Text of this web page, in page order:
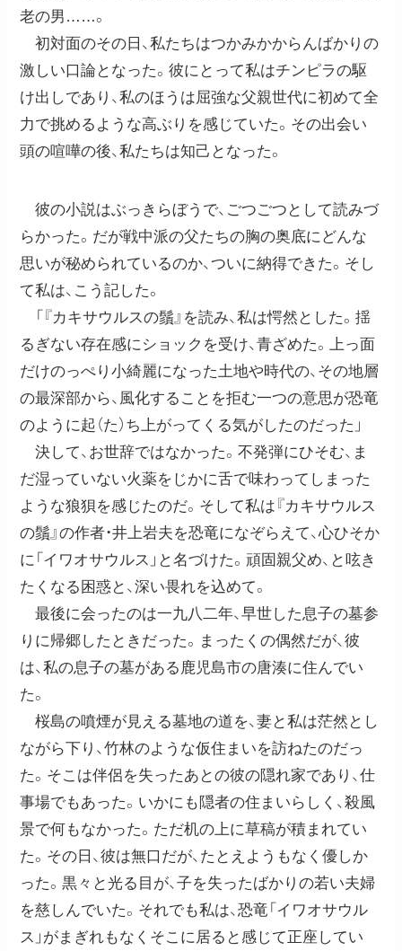
老の男……。
初対面のその日、私たちはつかみかからんばかりの
激しい口論となった。彼にとって私はチンピラの駆
け出しであり、私のほうは屈強な父親世代に初めて全
力で挑めるような高ぶりを感じていた。その出会い
頭の喧嘩の後、私たちは知己となった。
彼の小説はぶっきらぼうで、ごつごつとして読みづ
らかった。だが戦中派の父たちの胸の奥底にどんな
思いが秘められているのか、ついに納得できた。そし
て私は、こう記した。
「『カキサウルスの鬚』を読み、私は愕然とした。揺
るぎない存在感にショックを受け、青ざめた。上っ面
だけのっぺり小綺麗になった土地や時代の、その地層
の最深部から、風化することを拒む一つの意思が恐竜
のように起（た）ち上がってくる気がしたのだった」
決して、お世辞ではなかった。不発弾にひそむ、ま
だ湿っていない火薬をじかに舌で味わってしまった
ような狼狽を感じたのだ。そして私は『カキサウルス
の鬚』の作者・井上岩夫を恐竜になぞらえて、心ひそか
に「イワオサウルス」と名づけた。頑固親父め、と呟き
たくなる困惑と、深い畏れを込めて。
最後に会ったのは一九八二年、早世した息子の墓参
りに帰郷したときだった。まったくの偶然だが、彼
は、私の息子の墓がある鹿児島市の唐湊に住んでい
た。
桜島の噴煙が見える墓地の道を、妻と私は茫然とし
ながら下り、竹林のような仮住まいを訪ねたのだっ
た。そこは伴侶を失ったあとの彼の隠れ家であり、仕
事場でもあった。いかにも隠者の住まいらしく、殺風
景で何もなかった。ただ机の上に草稿が積まれてい
た。その日、彼は無口だが、たとえようもなく優しか
った。黒々と光る目が、子を失ったばかりの若い夫婦
を慈しんでいた。それでも私は、恐竜「イワオサウル
ス」がまぎれもなくそこに居ると感じて正座してい